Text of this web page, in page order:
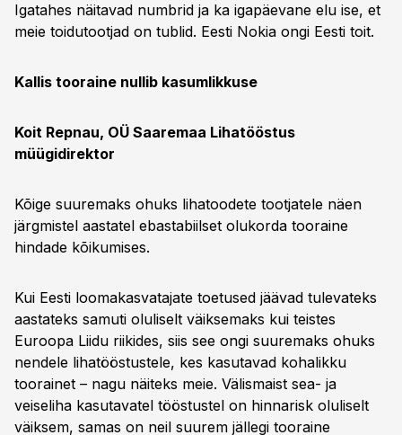
Igatahes näitavad numbrid ja ka igapäevane elu ise, et
meie toidutootjad on tublid. Eesti Nokia ongi Eesti toit.
Kallis tooraine nullib kasumlikkuse
Koit Repnau, OÜ Saaremaa Lihatööstus
müügidirektor
Kõige suuremaks ohuks lihatoodete tootjatele näen
järgmistel aastatel ebastabiilset olukorda tooraine
hindade kõikumises.
Kui Eesti loomakasvatajate toetused jäävad tulevateks
aastateks samuti oluliselt väiksemaks kui teistes
Euroopa Liidu riikides, siis see ongi suuremaks ohuks
nendele lihatööstustele, kes kasutavad kohalikku
toorainet – nagu näiteks meie. Välismaist sea- ja
veiseliha kasutavatel tööstustel on hinnarisk oluliselt
väiksem, samas on neil suurem jällegi toor­aine